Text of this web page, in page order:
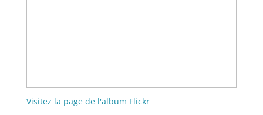
Visitez la page de l'album Flickr